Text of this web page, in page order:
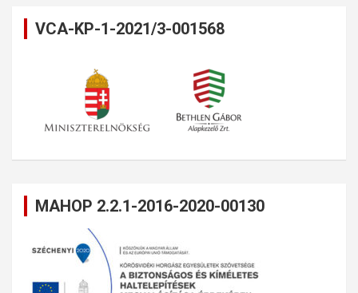
VCA-KP-1-2021/3-001568
MAHOP 2.2.1-2016-2020-00130